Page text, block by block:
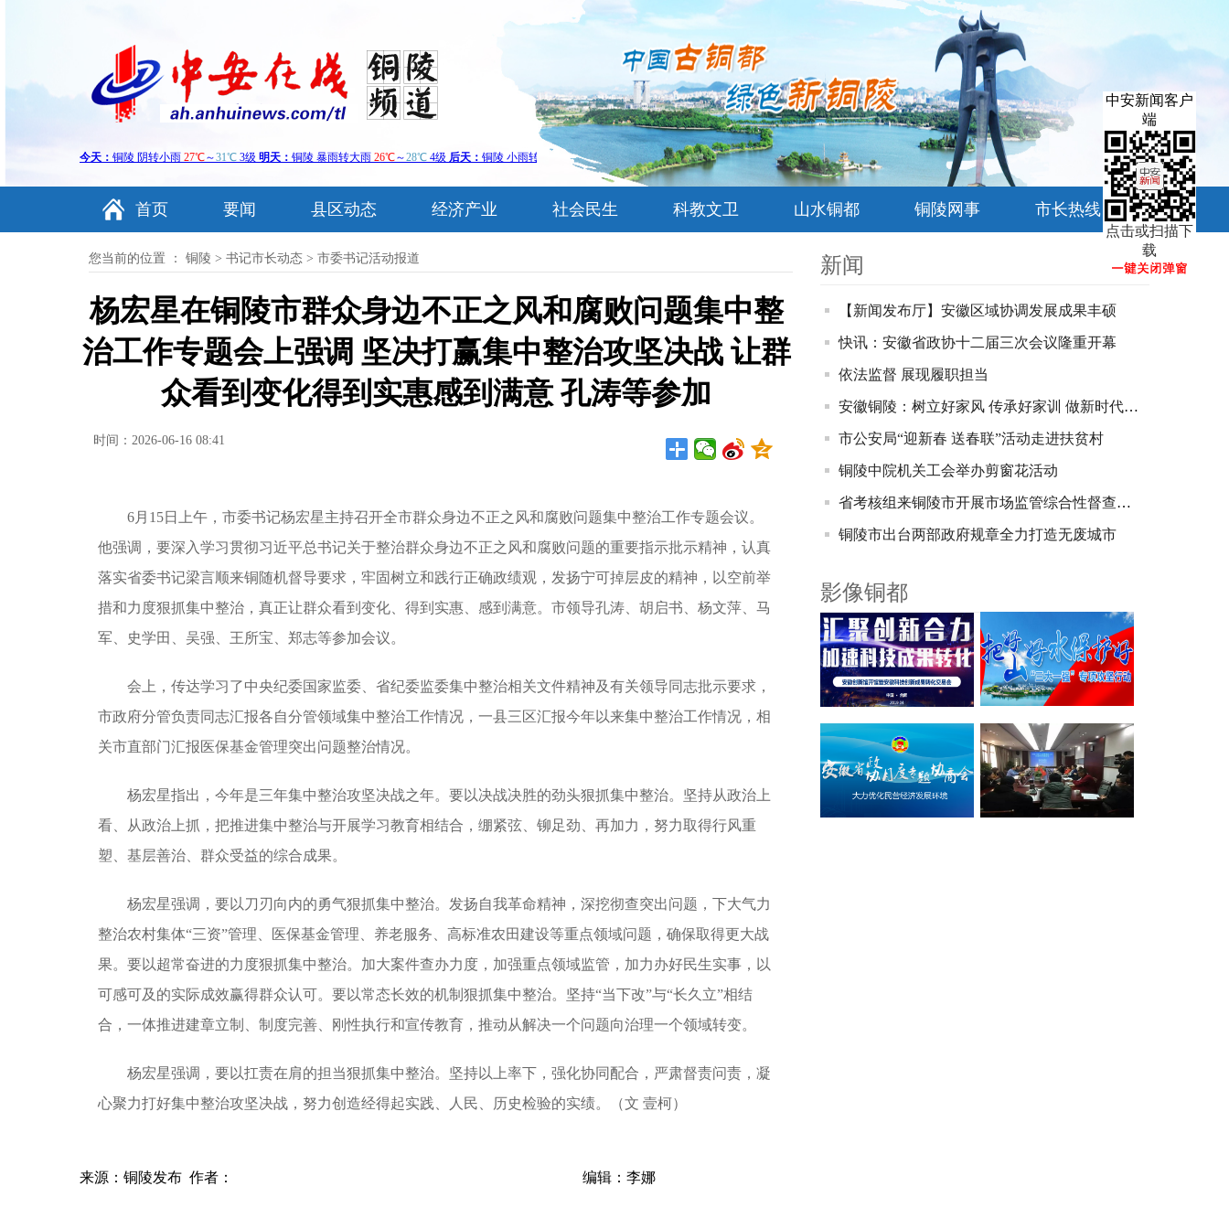
首页 要闻 县区动态 经济产业 社会民生 科教文卫 山水铜都 铜陵网事 市长热线
您当前的位置 ： 铜陵 > 书记市长动态 > 市委书记活动报道
杨宏星在铜陵市群众身边不正之风和腐败问题集中整
治工作专题会上强调 坚决打赢集中整治攻坚决战 让群
众看到变化得到实惠感到满意 孔涛等参加
时间：2026-06-16 08:41
6月15日上午，市委书记杨宏星主持召开全市群众身边不正之风和腐败问题集中整治工作专题会议。
他强调，要深入学习贯彻习近平总书记关于整治群众身边不正之风和腐败问题的重要指示批示精神，认真
落实省委书记梁言顺来铜随机督导要求，牢固树立和践行正确政绩观，发扬宁可掉层皮的精神，以空前举
措和力度狠抓集中整治，真正让群众看到变化、得到实惠、感到满意。市领导孔涛、胡启书、杨文萍、马
军、史学田、吴强、王所宝、郑志等参加会议。
会上，传达学习了中央纪委国家监委、省纪委监委集中整治相关文件精神及有关领导同志批示要求，
市政府分管负责同志汇报各自分管领域集中整治工作情况，一县三区汇报今年以来集中整治工作情况，相
关市直部门汇报医保基金管理突出问题整治情况。
杨宏星指出，今年是三年集中整治攻坚决战之年。要以决战决胜的劲头狠抓集中整治。坚持从政治上
看、从政治上抓，把推进集中整治与开展学习教育相结合，绷紧弦、铆足劲、再加力，努力取得行风重
塑、基层善治、群众受益的综合成果。
杨宏星强调，要以刀刃向内的勇气狠抓集中整治。发扬自我革命精神，深挖彻查突出问题，下大气力
整治农村集体“三资”管理、医保基金管理、养老服务、高标准农田建设等重点领域问题，确保取得更大战
果。要以超常奋进的力度狠抓集中整治。加大案件查办力度，加强重点领域监管，加力办好民生实事，以
可感可及的实际成效赢得群众认可。要以常态长效的机制狠抓集中整治。坚持“当下改”与“长久立”相结
合，一体推进建章立制、制度完善、刚性执行和宣传教育，推动从解决一个问题向治理一个领域转变。
杨宏星强调，要以扛责在肩的担当狠抓集中整治。坚持以上率下，强化协同配合，严肃督责问责，凝
心聚力打好集中整治攻坚决战，努力创造‌经得起实践、人民、历史检验的实绩‌。（文 壹柯）
来源：铜陵发布 作者： 编辑：李娜
新闻
【新闻发布厅】安徽区域协调发展成果丰硕
快讯：安徽省政协十二届三次会议隆重开幕
依法监督 展现履职担当
安徽铜陵：树立好家风 传承好家训 做新时代青年
市公安局“迎新春 送春联”活动走进扶贫村
铜陵中院机关工会举办剪窗花活动
省考核组来铜陵市开展市场监管综合性督查考核
铜陵市出台两部政府规章全力打造无废城市
影像铜都
中安新闻客户
端
点击或扫描下
载